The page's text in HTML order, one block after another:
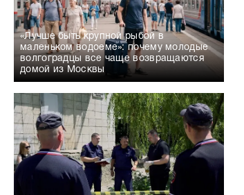
«Лучше быть крупной рыбой в
маленьком водоеме»: почему молодые
волгоградцы все чаще возвращаются
домой из Москвы